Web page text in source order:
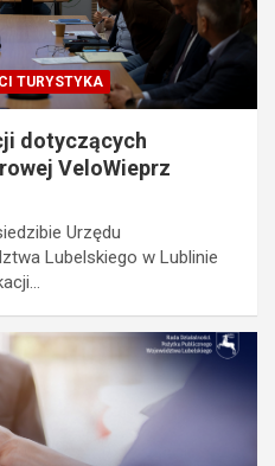
TURYSTYKA
dotyczących
VeloWieprz
Urzędu
Lubelskiego w Lublinie